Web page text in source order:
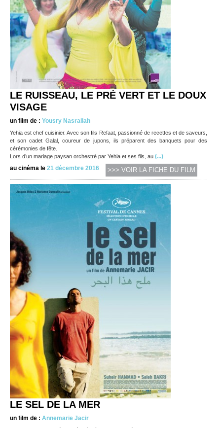
LE RUISSEAU, LE PRÉ VERT ET LE DOUX
VISAGE
un film de : Yousry Nasrallah
Yehia est chef cuisinier. Avec son fils Refaat, passionné de recettes et de saveurs,
et son cadet Galal, coureur de jupons, ils préparent des banquets pour des
cérémonies de fête.
Lors d’un mariage paysan orchestré par Yehia et ses fils, au (...)
au cinéma le 21 décembre 2016 >>> VOIR LA FICHE DU FILM
LE SEL DE LA MER
un film de : Annemarie Jacir